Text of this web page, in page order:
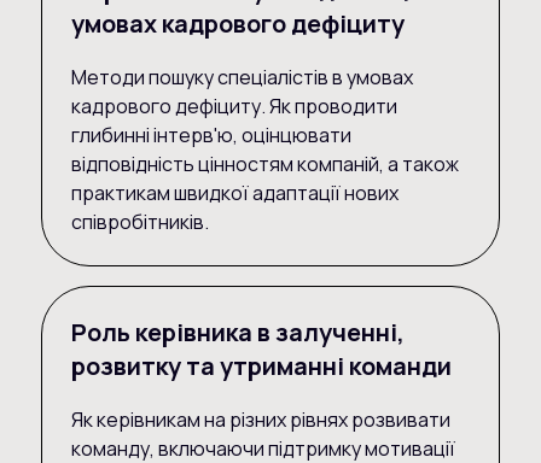
умовах кадрового дефіциту
Методи пошуку спеціалістів в умовах
кадрового дефіциту. Як проводити
глибинні інтерв'ю, оцінцювати
відповідність цінностям компаній, а також
практикам швидкої адаптації нових
співробітників.
Роль керівника в залученні,
розвитку та утриманні команди
Як керівникам на різних рівнях розвивати
команду, включаючи підтримку мотивації